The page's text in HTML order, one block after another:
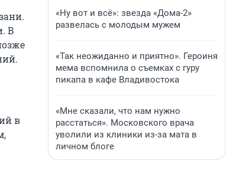
В
в
«Ну вот и всё»: звезда «Дома-2»
развелась с молодым мужем
«Так неожиданно и приятно». Героиня
мема вспомнила о съемках с гуру
пикапа в кафе Владивостока
«Мне сказали, что нам нужно
расстаться». Московского врача
уволили из клиники из-за мата в
личном блоге